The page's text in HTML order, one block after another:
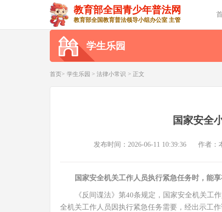
教育部全国青少年普法网
教育部全国教育普法领导小组办公室 主管
学生乐园
首页> 学生乐园 > 法律小常识 > 正文
国家安全
发布时间：2026-06-11 10:39:36 作者：
国家安全机关工作人员执行紧急任务时，能
《反间谍法》第40条规定，国家安全机关工
全机关工作人员因执行紧急任务需要，经出示工